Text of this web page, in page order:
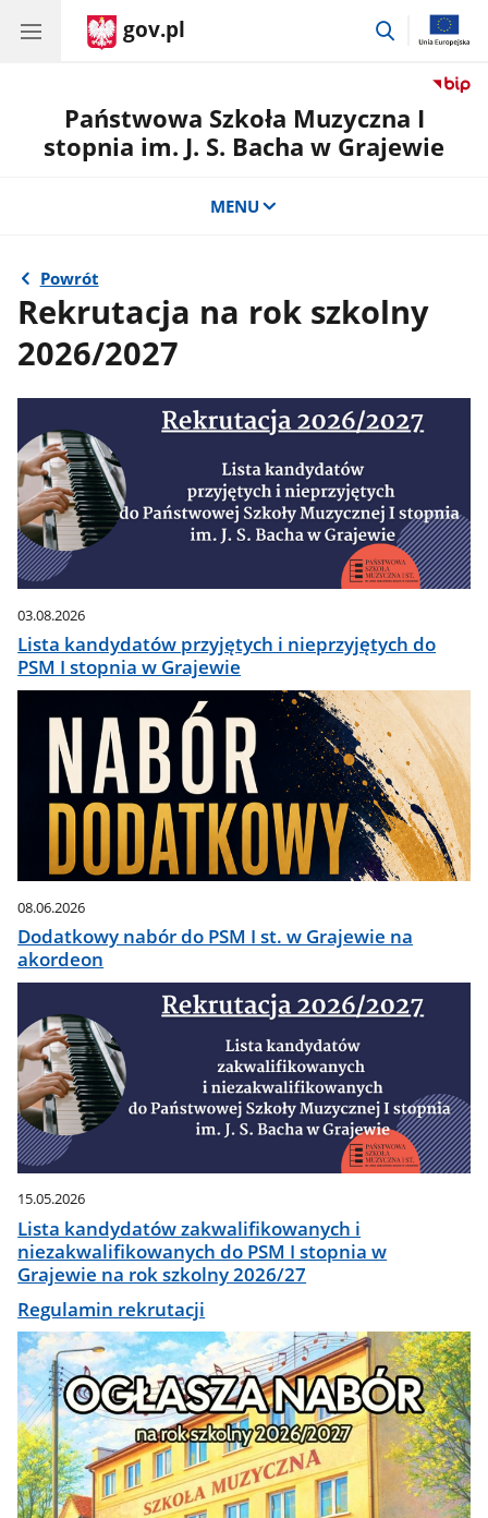
gov.pl
przejdź
Państwowa Szkoła Muzyczna I
stopnia im. J. S. Bacha w Grajewie
MENU
Powrót
Rekrutacja na rok szkolny
2026/2027
03.08.2026
Lista kandydatów przyjętych i nieprzyjętych do
PSM I stopnia w Grajewie
08.06.2026
Dodatkowy nabór do PSM I st. w Grajewie na
akordeon
15.05.2026
Lista kandydatów zakwalifikowanych i
niezakwalifikowanych do PSM I stopnia w
Grajewie na rok szkolny 2026/27
Regulamin rekrutacji